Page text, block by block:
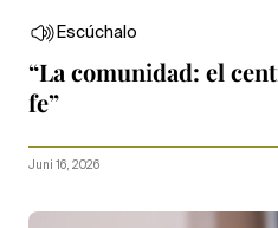
Escúchalo
“La comunidad: el
fe”
Juni 16, 2026